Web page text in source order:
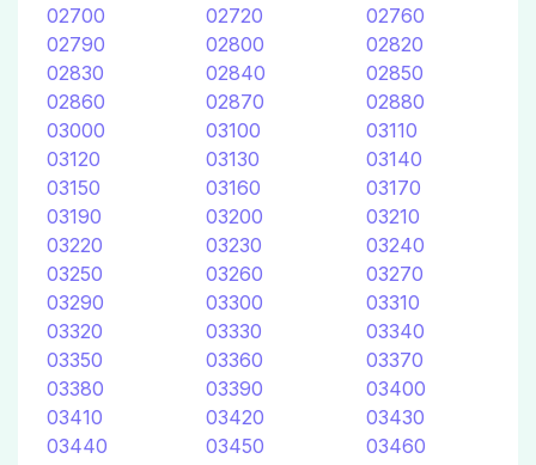
02700
02720
02760
02790
02800
02820
02830
02840
02850
02860
02870
02880
03000
03100
03110
03120
03130
03140
03150
03160
03170
03190
03200
03210
03220
03230
03240
03250
03260
03270
03290
03300
03310
03320
03330
03340
03350
03360
03370
03380
03390
03400
03410
03420
03430
03440
03450
03460